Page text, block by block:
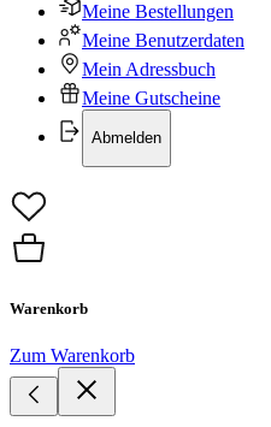
Meine Bestellungen
Meine Benutzerdaten
Mein Adressbuch
Meine Gutscheine
Abmelden
Warenkorb
Zum Warenkorb